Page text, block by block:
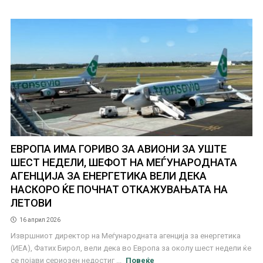
ЕВРОПА ИМА ГОРИВО ЗА АВИОНИ ЗА УШТЕ
ШЕСТ НЕДЕЛИ, ШЕФОТ НА MEЃУНАРОДНАТА
АГЕНЦИЈА ЗА ЕНЕРГЕТИКА ВЕЛИ ДЕКА
НАСКОРО ЌЕ ПОЧНАТ ОТКАЖУВАЊАТА НА
ЛЕТОВИ
16 април 2026
Извршниот директор на Меѓународната агенција за енергетика
(ИЕА), Фатих Бирол, вели дека во Европа за околу шест недели ќе
се појави сериозен недостиг ...
Повеќе